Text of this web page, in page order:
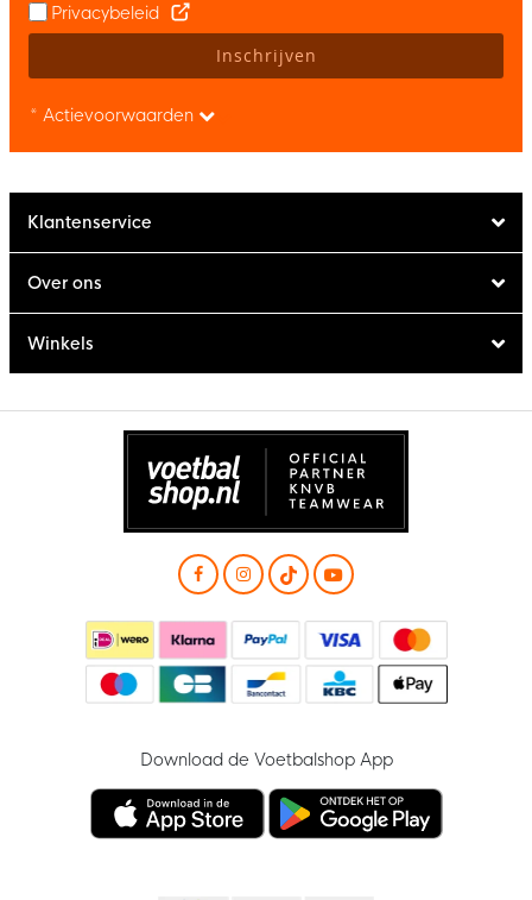
Privacybeleid
Inschrijven
* Actievoorwaarden
Klantenservice
Over ons
Winkels
Download de Voetbalshop App